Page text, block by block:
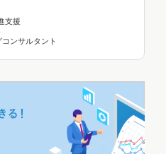
支援
ンサルタント